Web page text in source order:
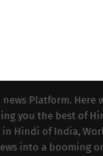
news Platform.
you the best of
Hindi of India,
into a booming